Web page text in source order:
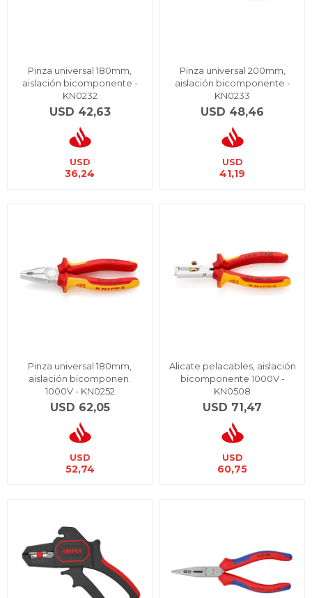
Pinza universal 180mm,
aislación bicomponente -
KN0232
USD 42,63
USD
36,24
Pinza universal 200mm,
aislación bicomponente -
KN0233
USD 48,46
USD
41,19
Pinza universal 180mm,
aislación bicomponen.
1000V - KN0252
USD 62,05
USD
52,74
Alicate pelacables, aislación
bicomponente 1000V -
KN0508
USD 71,47
USD
60,75